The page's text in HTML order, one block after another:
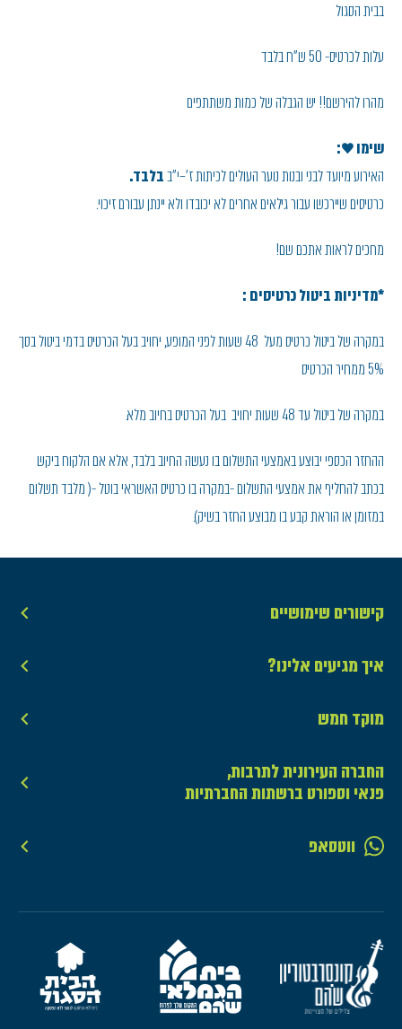
בבית הסגול
עלות לכרטיס- 50 ש"ח בלבד
מהרו להירשם!! יש הגבלה של כמות משתתפים
שימו ♥:
האירוע מיועד לבני ובנות נוער העולים לכיתות ז'–י"בבלבד.
כרטיסים שיירכשו עבור גילאים אחרים לא יכובדו ולא יינתן עבורם זיכוי.
מחכים לראות אתכם שם!
*מדיניות ביטול כרטיסים :
במקרה של ביטול כרטיס מעל 48 שעות לפני המופע, יחויב בעל הכרטיס בדמי ביטול בסך
5% ממחיר הכרטיס
במקרה של ביטול עד 48 שעות יחויב בעל הכרטיס בחיוב מלא.
ההחזר הכספי יבוצע באמצעי התשלום בו נעשה החיוב בלבד, אלא אם הלקוח ביקש
בכתב להחליף את אמצעי התשלום -במקרה בו כרטיס האשראי בוטל -( מלבד תשלום
במזומן או הוראת קבע בו מבוצע החזר בשיק).
קישורים שימושיים
איך מגיעים אלינו?
מוקד חמש
החברה העירונית לתרבות,
פנאי וספורט ברשתות החברתיות
ווטסאפ